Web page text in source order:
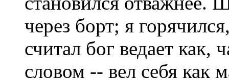
через борт; я
считал бог ведает как,
словом -- вел себя как